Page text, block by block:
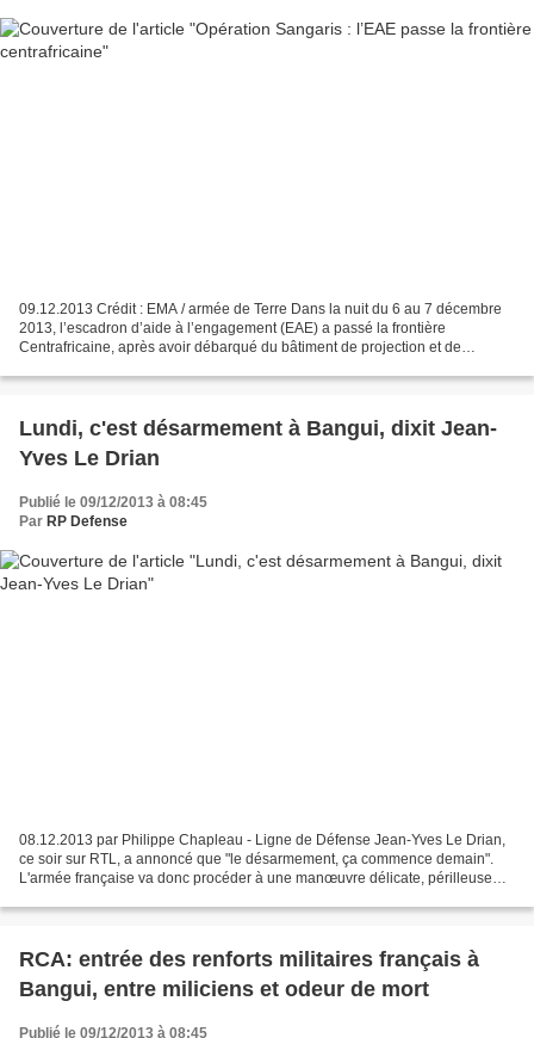
09.12.2013 Crédit : EMA / armée de Terre Dans la nuit du 6 au 7 décembre
2013, l’escadron d’aide à l’engagement (EAE) a passé la frontière
Centrafricaine, après avoir débarqué du bâtiment de projection et de
Lundi, c'est désarmement à Bangui, dixit Jean-
Yves Le Drian
Publié le 09/12/2013 à 08:45
Par RP Defense
08.12.2013 par Philippe Chapleau - Ligne de Défense Jean-Yves Le Drian,
ce soir sur RTL, a annoncé que "le désarmement, ça commence demain".
L'armée française va donc procéder à une manœuvre délicate, périlleuse
RCA: entrée des renforts militaires français à
Bangui, entre miliciens et odeur de mort
Publié le 09/12/2013 à 08:45